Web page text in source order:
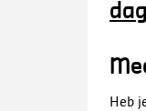
Heb